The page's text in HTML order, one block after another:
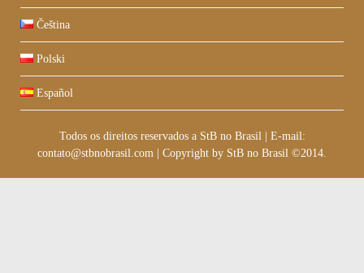
Čeština
Polski
Español
Todos os direitos reservados a StB no Brasil
E-mail:
contato@stbnobrasil.com
Copyright by StB no Brasil ©2014.